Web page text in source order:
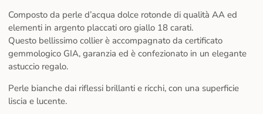
Composto da perle d’acqua dolce rotonde di qualità AA ed
elementi in argento placcati oro giallo 18 carati.
Questo bellissimo collier è accompagnato da certificato
gemmologico GIA, garanzia ed è confezionato in un elegante
astuccio regalo.
Perle bianche dai riflessi brillanti e ricchi, con una superficie
liscia e lucente.